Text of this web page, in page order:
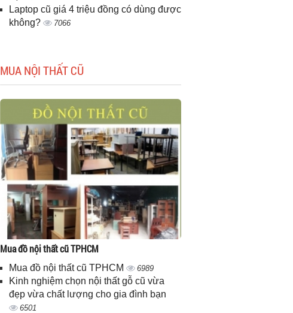
Laptop cũ giá 4 triệu đồng có dùng được
không?
7066
MUA NỘI THẤT CŨ
Mua đồ nội thất cũ TPHCM
Mua đồ nội thất cũ TPHCM 6989
Kinh nghiệm chọn nội thất gỗ cũ vừa
đẹp vừa chất lượng cho gia đình bạn
6501